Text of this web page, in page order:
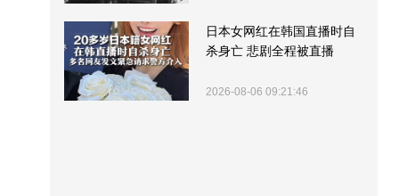
日本女网红在韩国直播时自
杀身亡 悲剧全程被直播
2026-08-06 09:21:46